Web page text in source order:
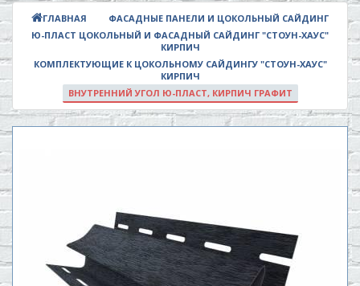
ГЛАВНАЯ
ФАСАДНЫЕ ПАНЕЛИ И ЦОКОЛЬНЫЙ САЙДИНГ
Ю-ПЛАСТ ЦОКОЛЬНЫЙ И ФАСАДНЫЙ САЙДИНГ "СТОУН-ХАУС"
КИРПИЧ
КОМПЛЕКТУЮЩИЕ К ЦОКОЛЬНОМУ САЙДИНГУ "СТОУН-ХАУС"
КИРПИЧ
ВНУТРЕННИЙ УГОЛ Ю-ПЛАСТ, КИРПИЧ ГРАФИТ